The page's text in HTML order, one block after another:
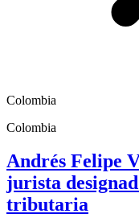
Colombia
Colombia
Andrés Felipe
jurista
tributaria